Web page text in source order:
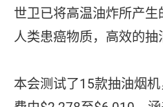
世卫已将高温油炸所产
人类患癌物质，高效的抽
本会测试了15款抽油烟